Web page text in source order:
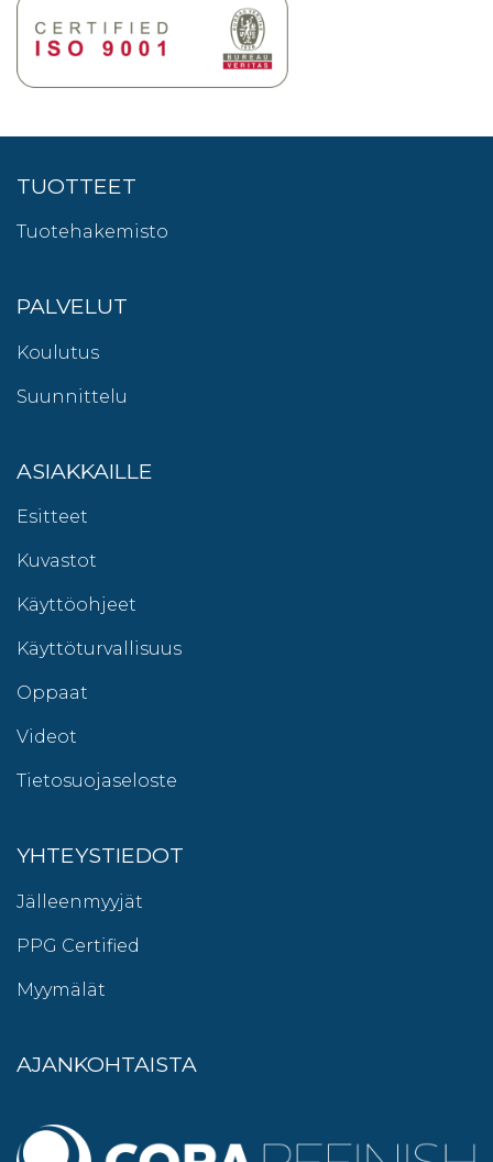
TUOTTEET
Tuotehakemisto
PALVELUT
Koulutus
Suunnittelu
ASIAKKAILLE
Esitteet
Kuvastot
Käyttöohjeet
Käyttöturvallisuus
Oppaat
Videot
Tietosuojaseloste
YHTEYSTIEDOT
Jälleenmyyjät
PPG Certified
Myymälät
AJANKOHTAISTA